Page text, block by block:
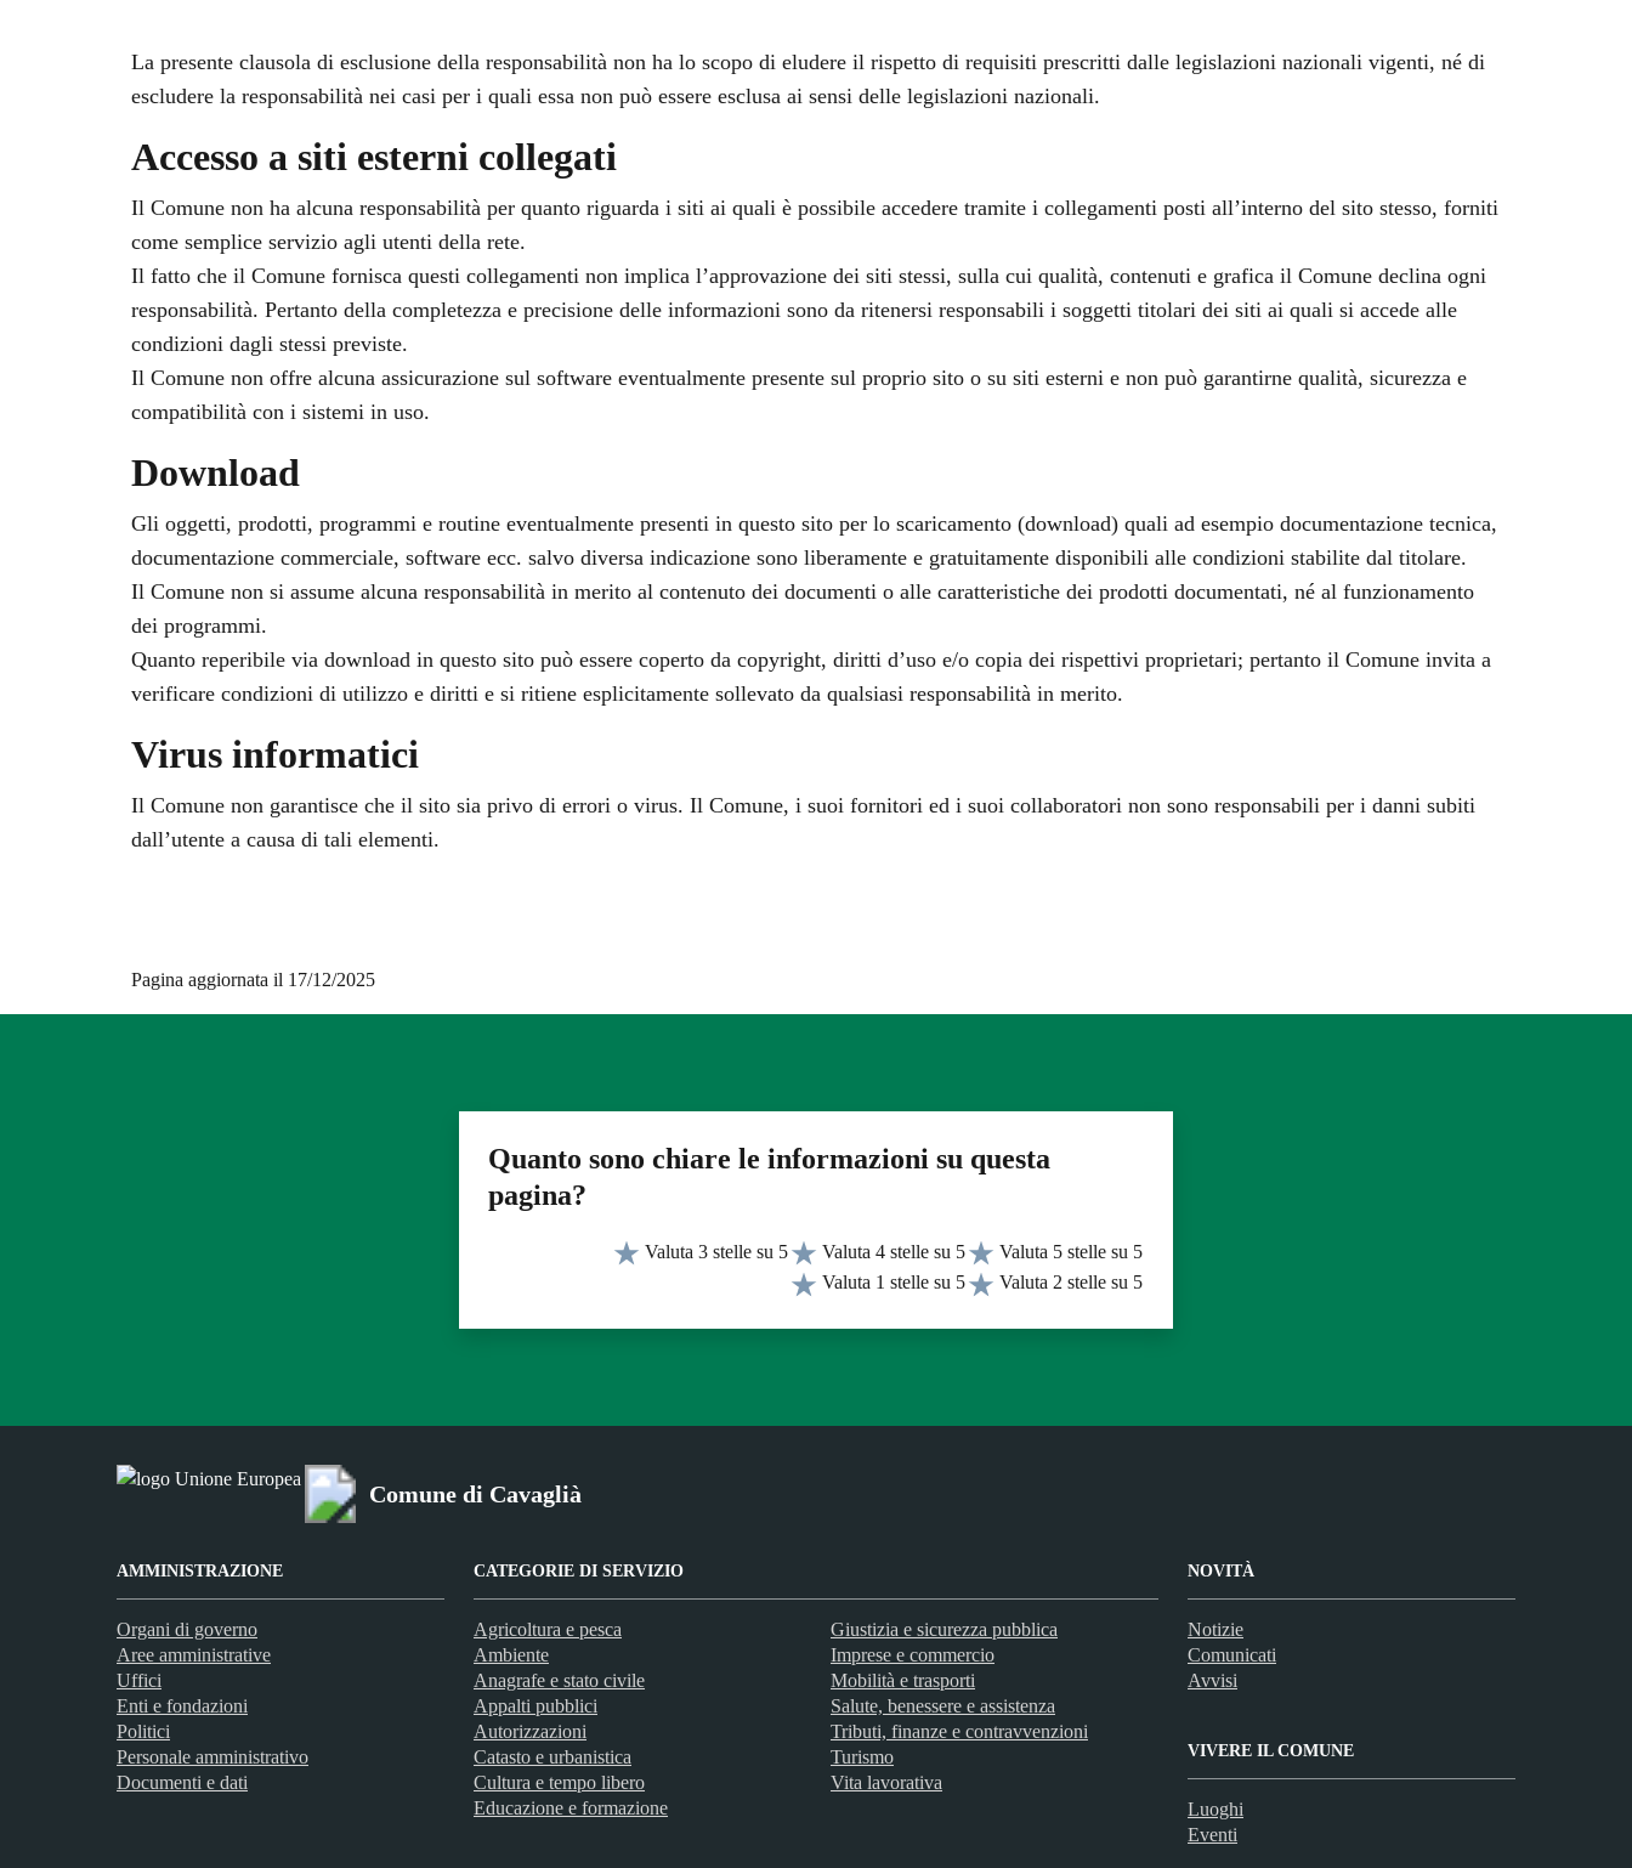
La presente clausola di esclusione della responsabilità non ha lo scopo di eludere il rispetto di requisiti prescritti dalle legislazioni nazionali vigenti, né di
escludere la responsabilità nei casi per i quali essa non può essere esclusa ai sensi delle legislazioni nazionali.
Accesso a siti esterni collegati
Il Comune non ha alcuna responsabilità per quanto riguarda i siti ai quali è possibile accedere tramite i collegamenti posti all’interno del sito stesso, forniti
come semplice servizio agli utenti della rete.
Il fatto che il Comune fornisca questi collegamenti non implica l’approvazione dei siti stessi, sulla cui qualità, contenuti e grafica il Comune declina ogni
responsabilità. Pertanto della completezza e precisione delle informazioni sono da ritenersi responsabili i soggetti titolari dei siti ai quali si accede alle
condizioni dagli stessi previste.
Il Comune non offre alcuna assicurazione sul software eventualmente presente sul proprio sito o su siti esterni e non può garantirne qualità, sicurezza e
compatibilità con i sistemi in uso.
Download
Gli oggetti, prodotti, programmi e routine eventualmente presenti in questo sito per lo scaricamento (download) quali ad esempio documentazione tecnica,
documentazione commerciale, software ecc. salvo diversa indicazione sono liberamente e gratuitamente disponibili alle condizioni stabilite dal titolare.
Il Comune non si assume alcuna responsabilità in merito al contenuto dei documenti o alle caratteristiche dei prodotti documentati, né al funzionamento
dei programmi.
Quanto reperibile via download in questo sito può essere coperto da copyright, diritti d’uso e/o copia dei rispettivi proprietari; pertanto il Comune invita a
verificare condizioni di utilizzo e diritti e si ritiene esplicitamente sollevato da qualsiasi responsabilità in merito.
Virus informatici
Il Comune non garantisce che il sito sia privo di errori o virus. Il Comune, i suoi fornitori ed i suoi collaboratori non sono responsabili per i danni subiti
dall’utente a causa di tali elementi.
Pagina aggiornata il 17/12/2025
Quanto sono chiare le informazioni su questa
pagina?
Valuta 5 stelle su 5
Valuta 4 stelle su 5
Valuta 3 stelle su 5
Valuta 2 stelle su 5
Valuta 1 stelle su 5
Comune di Cavaglià
AMMINISTRAZIONE
Organi di governo
Aree amministrative
Uffici
Enti e fondazioni
Politici
Personale amministrativo
Documenti e dati
CATEGORIE DI SERVIZIO
Agricoltura e pesca
Ambiente
Anagrafe e stato civile
Appalti pubblici
Autorizzazioni
Catasto e urbanistica
Cultura e tempo libero
Educazione e formazione
Giustizia e sicurezza pubblica
Imprese e commercio
Mobilità e trasporti
Salute, benessere e assistenza
Tributi, finanze e contravvenzioni
Turismo
Vita lavorativa
NOVITÀ
Notizie
Comunicati
Avvisi
VIVERE IL COMUNE
Luoghi
Eventi